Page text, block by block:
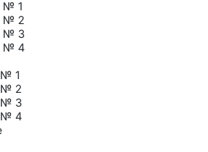
№ 1
№ 2
№ 3
№ 4
1
№ 2
№ 3
№ 4